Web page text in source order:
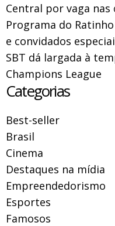
Central por vaga nas
Programa do
e convidados
SBT dá largada à
Champions League
Categorias
Best-seller
Brasil
Cinema
Destaques na mídia
Empreendedorismo
Esportes
Famosos